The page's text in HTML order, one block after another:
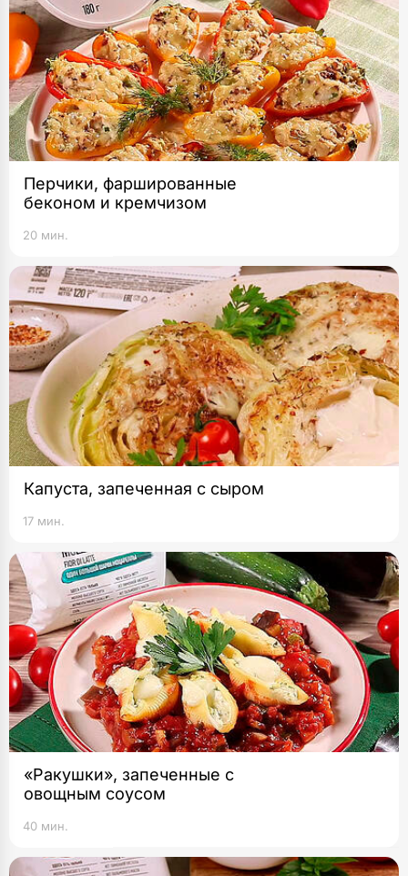
Перчики, фаршированные
беконом и кремчизом
20 мин.
Капуста, запеченная с сыром
17 мин.
«Ракушки», запеченные с
овощным соусом
40 мин.